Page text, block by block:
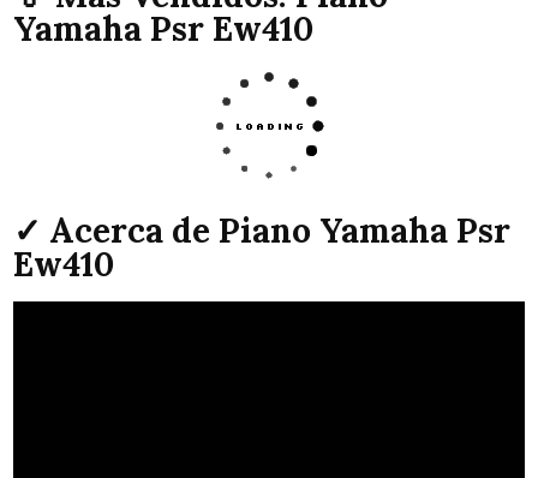
Yamaha Psr Ew410
✓ Acerca de Piano Yamaha Psr
Ew410